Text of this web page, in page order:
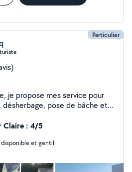
Particulier
je propose mes service pour
pose de bâche et
Claire : 4/5
et gentil